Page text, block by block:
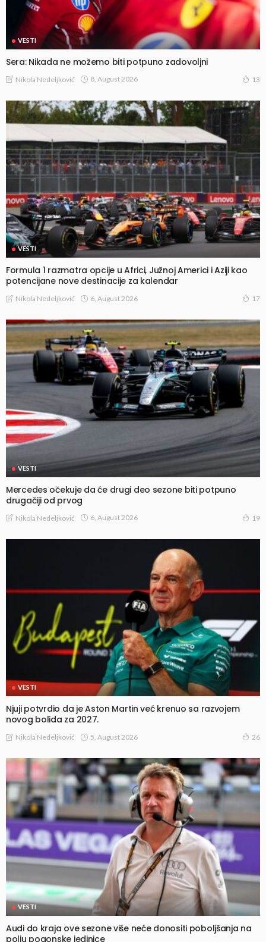
VESTI
Sera: Nikada ne možemo biti potpuno zadovoljni
Nikola Nedeljković 8, August 2026 13
VESTI
Formula 1 razmatra opcije u Africi, Južnoj Americi i Aziji kao
potencijane nove destinacije za kalendar
Nikola Nedeljković 6, August 2026 17
VESTI
Mercedes očekuje da će drugi deo sezone biti potpuno
drugačiji od prvog
Nikola Nedeljković 6, August 2026 19
VESTI
Njuji potvrdio da je Aston Martin već krenuo sa razvojem
novog bolida za 2027.
Nikola Nedeljković 5, August 2026 26
VESTI
Audi do kraja ove sezone više neće donositi poboljšanja na
polju pogonske jedinice